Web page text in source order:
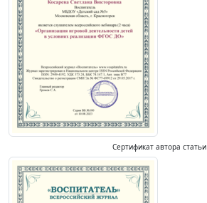
Сертификат автора статьи